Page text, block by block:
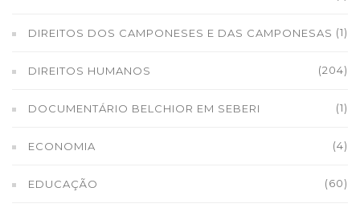
DIREITOS DOS CAMPONESES E DAS CAMPONESAS (1)
DIREITOS HUMANOS (204)
DOCUMENTÁRIO BELCHIOR EM SEBERI (1)
ECONOMIA (4)
EDUCAÇÃO (60)